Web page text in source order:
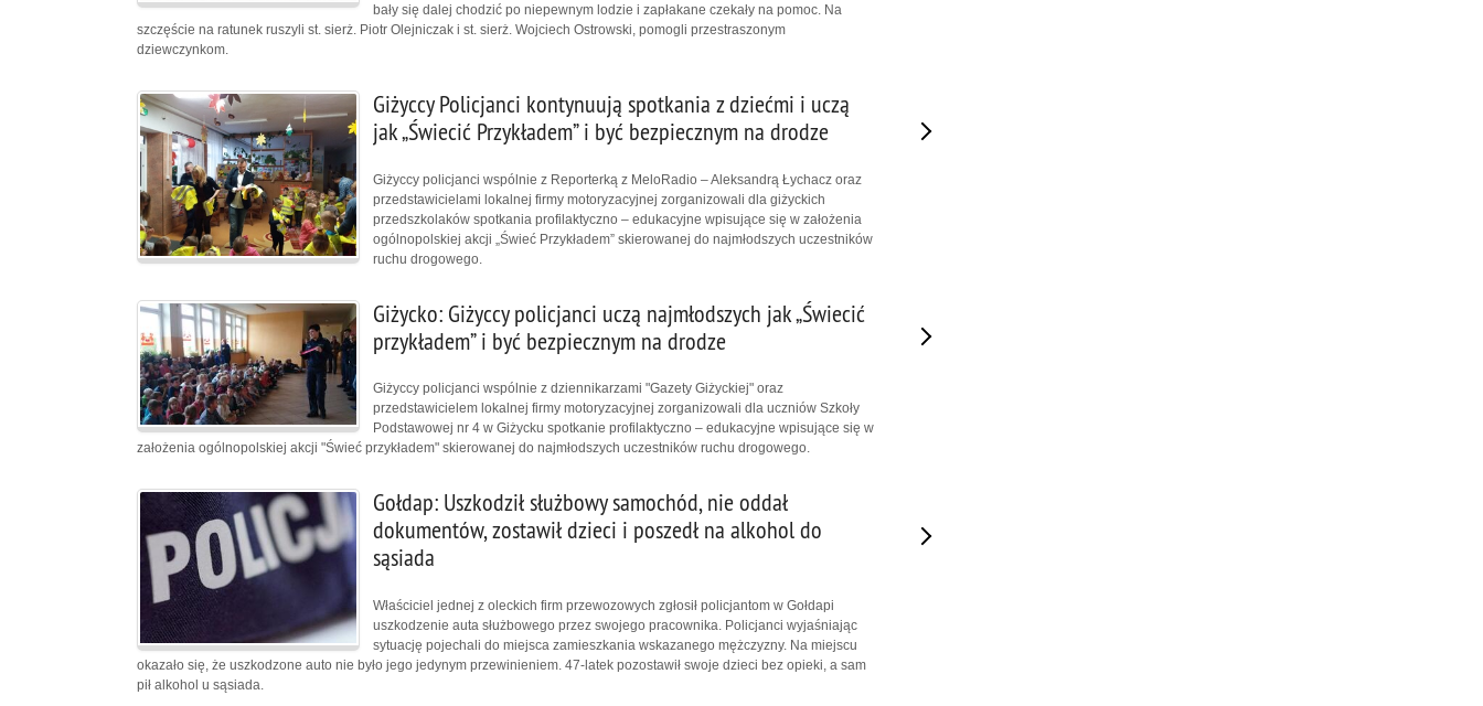
bały się dalej chodzić po niepewnym lodzie i zapłakane czekały na pomoc. Na
szczęście na ratunek ruszyli st. sierż. Piotr Olejniczak i st. sierż. Wojciech Ostrowski, pomogli przestraszonym
dziewczynkom.
Giżyccy Policjanci kontynuują spotkania z dziećmi i uczą
jak „Świecić Przykładem” i być bezpiecznym na drodze
Giżyccy policjanci wspólnie z Reporterką z MeloRadio – Aleksandrą Łychacz oraz
przedstawicielami lokalnej firmy motoryzacyjnej zorganizowali dla giżyckich
przedszkolaków spotkania profilaktyczno – edukacyjne wpisujące się w założenia
ogólnopolskiej akcji „Świeć Przykładem” skierowanej do najmłodszych uczestników
ruchu drogowego.
Giżycko: Giżyccy policjanci uczą najmłodszych jak „Świecić
przykładem” i być bezpiecznym na drodze
Giżyccy policjanci wspólnie z dziennikarzami "Gazety Giżyckiej" oraz
przedstawicielem lokalnej firmy motoryzacyjnej zorganizowali dla uczniów Szkoły
Podstawowej nr 4 w Giżycku spotkanie profilaktyczno – edukacyjne wpisujące się w
założenia ogólnopolskiej akcji "Świeć przykładem" skierowanej do najmłodszych uczestników ruchu drogowego.
Gołdap: Uszkodził służbowy samochód, nie oddał
dokumentów, zostawił dzieci i poszedł na alkohol do
sąsiada
Właściciel jednej z oleckich firm przewozowych zgłosił policjantom w Gołdapi
uszkodzenie auta służbowego przez swojego pracownika. Policjanci wyjaśniając
sytuację pojechali do miejsca zamieszkania wskazanego mężczyzny. Na miejscu
okazało się, że uszkodzone auto nie było jego jedynym przewinieniem. 47-latek pozostawił swoje dzieci bez opieki, a sam
pił alkohol u sąsiada.